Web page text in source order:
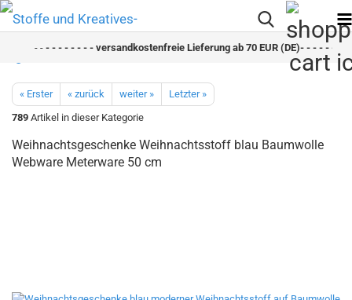
- - - - - - - - versandkostenfreie Lieferung ab 70 EUR (DE)- - - - - - - -
« Erster « zurück weiter »
Letzter »
789 Artikel in dieser Kategorie
Weihnachtsgeschenke Weihnachtsstoff blau Baumwolle
Webware Meterware 50 cm